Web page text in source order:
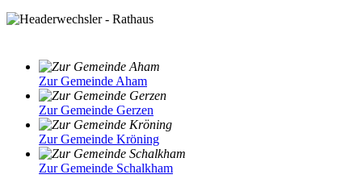
Zur Gemeinde Aham
Zur Gemeinde Gerzen
Zur Gemeinde Kröning
Zur Gemeinde Schalkham